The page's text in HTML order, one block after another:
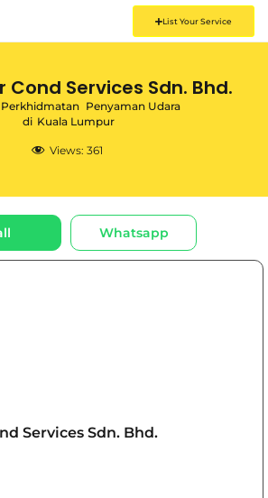
List Your Service
Cond Services Sdn. Bhd.
Penyaman Udara
di Kuala Lumpur
Views: 361
Whatsapp
Services Sdn. Bhd.